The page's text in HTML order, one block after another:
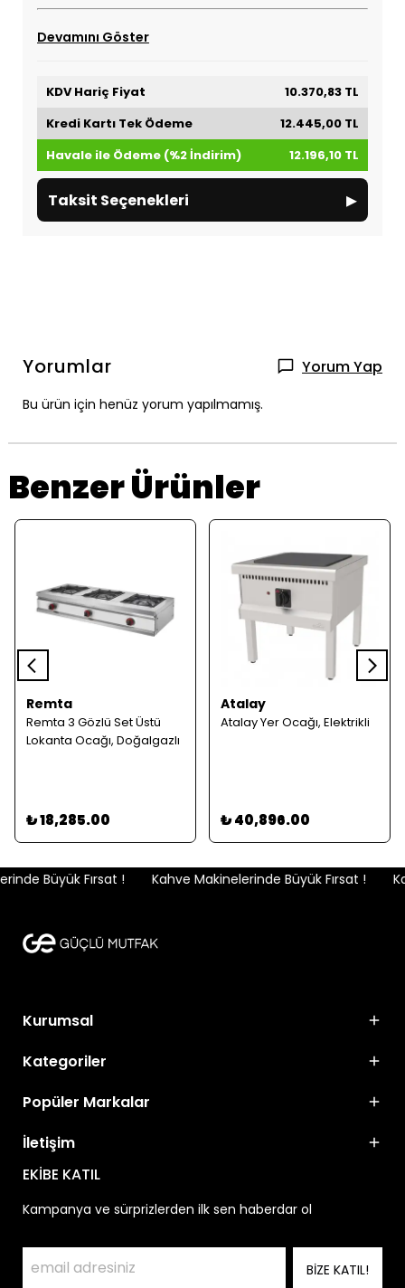
Devamını Göster
KDV Hariç Fiyat
10.370,83 TL
Kredi Kartı Tek Ödeme
12.445,00 TL
Havale ile Ödeme (%2 İndirim)
12.196,10 TL
Taksit Seçenekleri ▸
Yorumlar Yorum Yap
Bu ürün için henüz yorum yapılmamış.
Benzer Ürünler
Remta
Remta 3 Gözlü Set Üstü
Lokanta Ocağı, Doğalgazlı
₺ 18,285.00
Atalay
Atalay Yer Ocağı, Elektrikli
₺ 40,896.00
Büyük Fırsat ! Kahve Makinelerinde Büyük Fırsat !
Kurumsal
Kategoriler
Popüler Markalar
İletişim
EKİBE KATIL
Kampanya ve sürprizlerden ilk sen haberdar ol
BİZE KATIL!